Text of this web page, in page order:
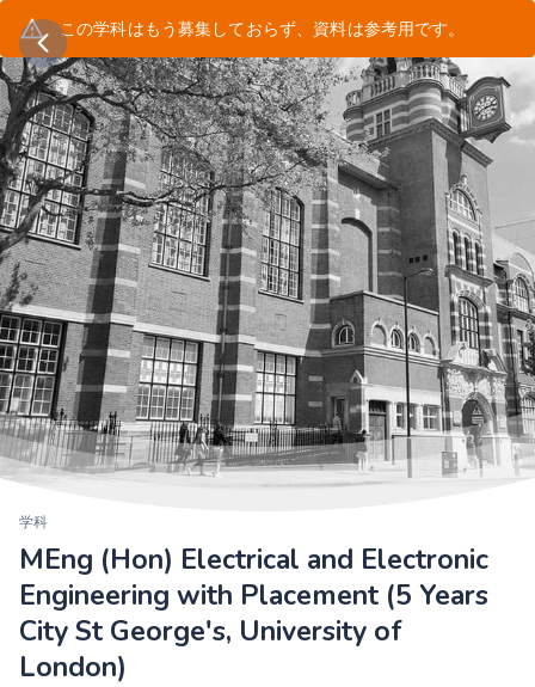
この学科はもう募集しておらず、資料は参考用です。
学科
MEng (Hon) Electrical and Electronic
Engineering with Placement (5 Years
City St George's, University of
London)